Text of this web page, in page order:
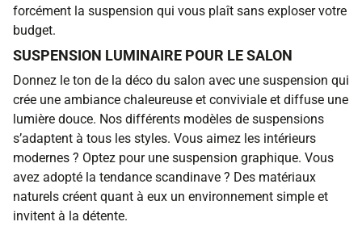
forcément la suspension qui vous plaît sans exploser votre
budget.
SUSPENSION LUMINAIRE POUR LE SALON
Donnez le ton de la déco du salon avec une suspension qui
crée une ambiance chaleureuse et conviviale et diffuse une
lumière douce. Nos différents modèles de suspensions
s’adaptent à tous les styles. Vous aimez les intérieurs
modernes ? Optez pour une suspension graphique. Vous
avez adopté la tendance scandinave ? Des matériaux
naturels créent quant à eux un environnement simple et
invitent à la détente.